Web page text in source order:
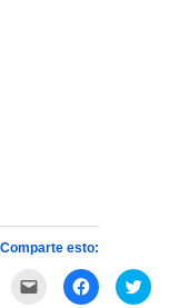
Comparte esto:
Haz
clic
Haz
clic